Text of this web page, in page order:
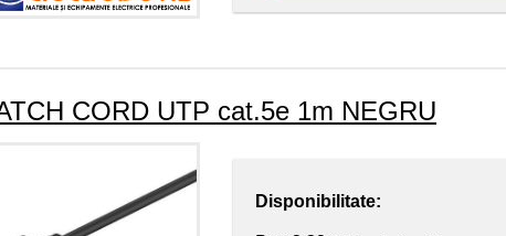
CORD UTP cat.5e 1m NEGRU
Disponibilitate: